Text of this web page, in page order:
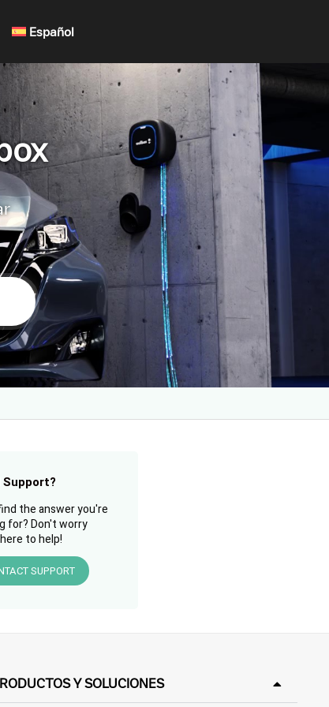
Español
Support?
the answer you're
for? Don't worry
to help!
SUPPORT
Y SOLUCIONES